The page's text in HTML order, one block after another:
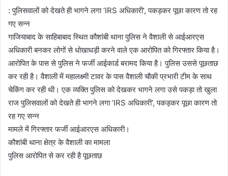
: पुलिसवालों को देखते ही भागने लगा ‘IRS अधिकारी’, पकड़कर पूछा कारण तो रह
गए सन्न
गाजियाबाद के साहिबाबाद स्थित कौशांबी थाना पुलिस ने वैशाली से आईआरएस
अधिकारी बनकर लोगों से धोखाधड़ी करने वाले एक आरोपित को गिरफ्तार किया है।
आरोपित के पास से पुलिस ने फर्जी आईकार्ड बरामद किया है। पुलिस उससे पूछताछ
कर रही है। वैशाली में महालक्ष्मी टावर के पास वैशाली चौकी प्रभारी टीम के साथ
चेकिंग कर रही थी। एक व्यक्ति पुलिस को देखकर भागने लगा उसे पकड़ा तो खुला
राज पुलिसवालों को देखते ही भागने लगा ‘IRS अधिकारी’, पकड़कर पूछा कारण तो
रह गए सन्न
मामले में गिरफ्तार फर्जी आईआरएस अधिकारी।
कौशांबी थाना क्षेत्र के वैशाली का मामला
पुलिस आरोपित से कर रही है पूछताछ